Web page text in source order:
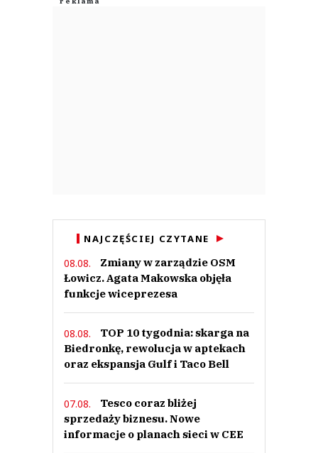
NAJCZĘŚCIEJ CZYTANE
08.08.
Zmiany w zarządzie OSM
Łowicz. Agata Makowska objęła
funkcje wiceprezesa
08.08.
TOP 10 tygodnia: skarga na
Biedronkę, rewolucja w aptekach
oraz ekspansja Gulf i Taco Bell
07.08.
Tesco coraz bliżej
sprzedaży biznesu. Nowe
informacje o planach sieci w CEE